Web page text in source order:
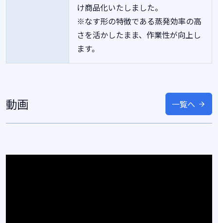
け商品化いたしました。
※なす形の特徴である蒸発効率の高
さを活かしたまま、作業性が向上し
ます。
動画 一覧へ